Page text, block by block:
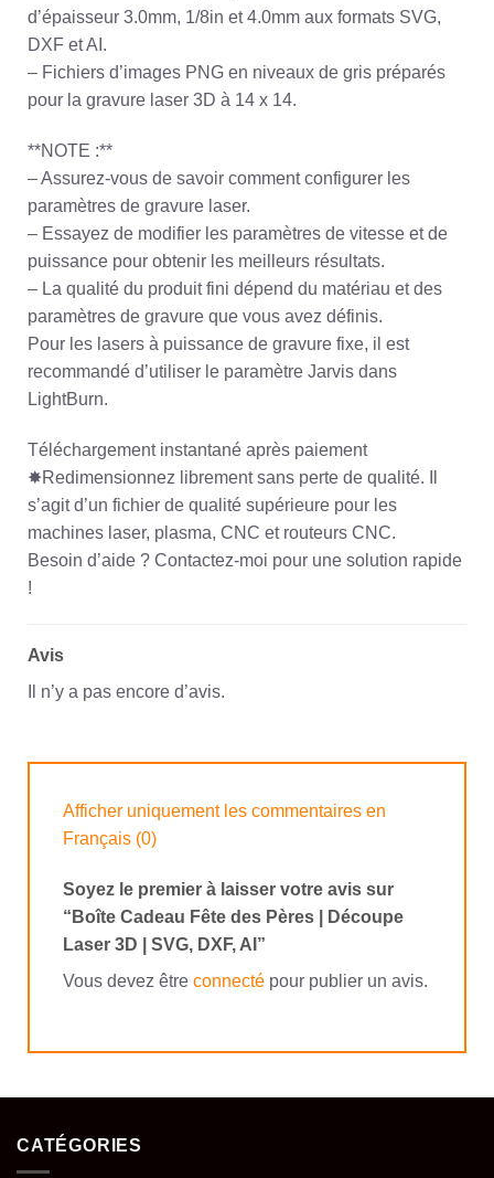
d’épaisseur 3.0mm, 1/8in et 4.0mm aux formats SVG,
DXF et AI.
– Fichiers d’images PNG en niveaux de gris préparés
pour la gravure laser 3D à 14 x 14.
**NOTE :**
– Assurez-vous de savoir comment configurer les
paramètres de gravure laser.
– Essayez de modifier les paramètres de vitesse et de
puissance pour obtenir les meilleurs résultats.
– La qualité du produit fini dépend du matériau et des
paramètres de gravure que vous avez définis.
Pour les lasers à puissance de gravure fixe, il est
recommandé d’utiliser le paramètre Jarvis dans
LightBurn.
Téléchargement instantané après paiement
✸Redimensionnez librement sans perte de qualité. Il
s’agit d’un fichier de qualité supérieure pour les
machines laser, plasma, CNC et routeurs CNC.
Besoin d’aide ? Contactez-moi pour une solution rapide
!
Avis
Il n’y a pas encore d’avis.
Afficher uniquement les commentaires en
Français (0)
Soyez le premier à laisser votre avis sur
“Boîte Cadeau Fête des Pères | Découpe
Laser 3D | SVG, DXF, AI”
Vous devez être connecté pour publier un avis.
CATÉGORIES